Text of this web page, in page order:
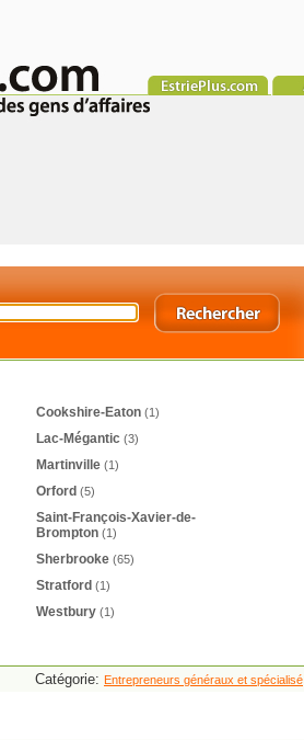
Cookshire-Eaton (1)
Lac-Mégantic (3)
Martinville (1)
Orford (5)
Saint-François-Xavier-de-
Brompton (1)
Sherbrooke (65)
Stratford (1)
Westbury (1)
Catégorie: Entrepreneurs généraux et spécialisé